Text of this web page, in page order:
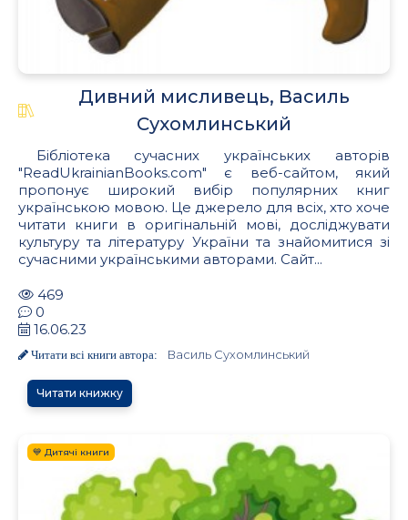
Дивний мисливець, Василь
Сухомлинський
Бібліотека сучасних українських авторів
"ReadUkrainianBooks.com" є веб-сайтом, який
пропонує широкий вибір популярних книг
українською мовою. Це джерело для всіх, хто хоче
читати книги в оригінальній мові, досліджувати
культуру та літературу України та знайомитися зі
сучасними українськими авторами. Сайт...
469
0
16.06.23
Читати всі книги автора: Василь Сухомлинський
Читати книжку
💙 Дитячі книги